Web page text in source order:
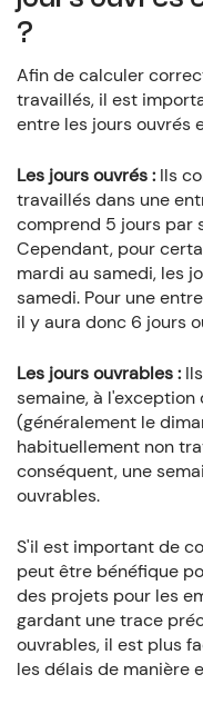
?
Afin de calculer
travaillés, il est
entre les jours ouvrés
Les jours ouvrés : Ils
travaillés dans une
comprend 5 jours par
Cependant, pour
mardi au samedi, les
samedi. Pour une
il y aura donc 6 jours
Les jours ouvrables :
semaine, à
(généralement le
habituellement non
conséquent, une
ouvrables.
S'il est important de
peut être bénéfique
des projets pour les
gardant une trace
ouvrables, il est plus
les délais de manière